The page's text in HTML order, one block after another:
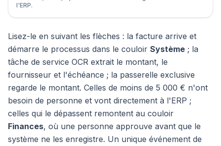
l'ERP.
Lisez-le en suivant les flèches : la facture arrive et
démarre le processus dans le couloir Système ; la
tâche de service OCR extrait le montant, le
fournisseur et l'échéance ; la passerelle exclusive
regarde le montant. Celles de moins de 5 000 € n'ont
besoin de personne et vont directement à l'ERP ;
celles qui le dépassent remontent au couloir
Finances, où une personne approuve avant que le
système ne les enregistre. Un unique événement de